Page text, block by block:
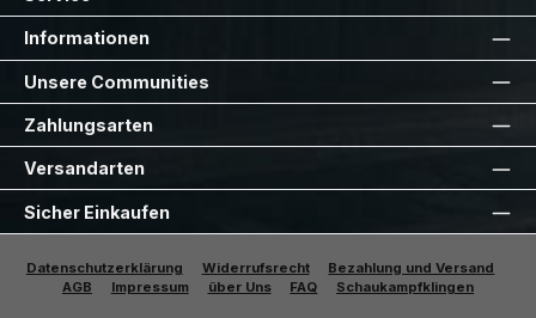
Informationen
Unsere Communities
Zahlungsarten
Versandarten
Sicher Einkaufen
Datenschutzerklärung Widerrufsrecht
Bezahlung und Versand
AGB
Impressum über Uns FAQ Schaukampfklingen